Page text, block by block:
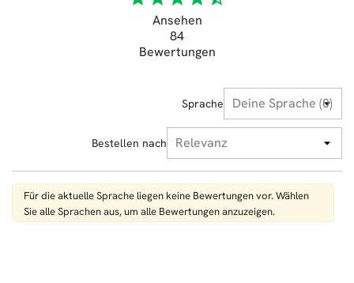
Ansehen
84
Bewertungen
Sprache
Bestellen nach
Für die aktuelle Sprache liegen keine Bewertungen vor. Wählen
Sie alle Sprachen aus, um alle Bewertungen anzuzeigen.